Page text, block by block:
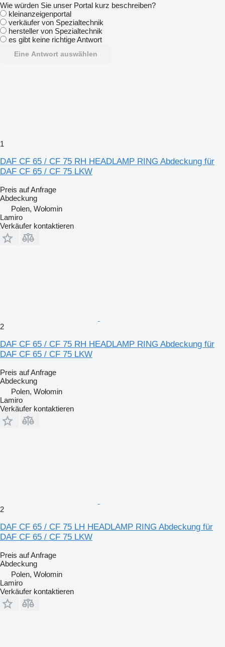
Wie würden Sie unser Portal kurz beschreiben?
kleinanzeigenportal
verkäufer von Spezialtechnik
hersteller von Spezialtechnik
es gibt keine richtige Antwort
Eine Antwort auswählen
1
DAF CF 65 / CF 75 RH HEADLAMP RING Abdeckung für
DAF CF 65 / CF 75 LKW
Preis auf Anfrage
Abdeckung
Polen, Wołomin
Lamiro
Verkäufer kontaktieren
2
DAF CF 65 / CF 75 RH HEADLAMP RING Abdeckung für
DAF CF 65 / CF 75 LKW
Preis auf Anfrage
Abdeckung
Polen, Wołomin
Lamiro
Verkäufer kontaktieren
2
DAF CF 65 / CF 75 LH HEADLAMP RING Abdeckung für
DAF CF 65 / CF 75 LKW
Preis auf Anfrage
Abdeckung
Polen, Wołomin
Lamiro
Verkäufer kontaktieren